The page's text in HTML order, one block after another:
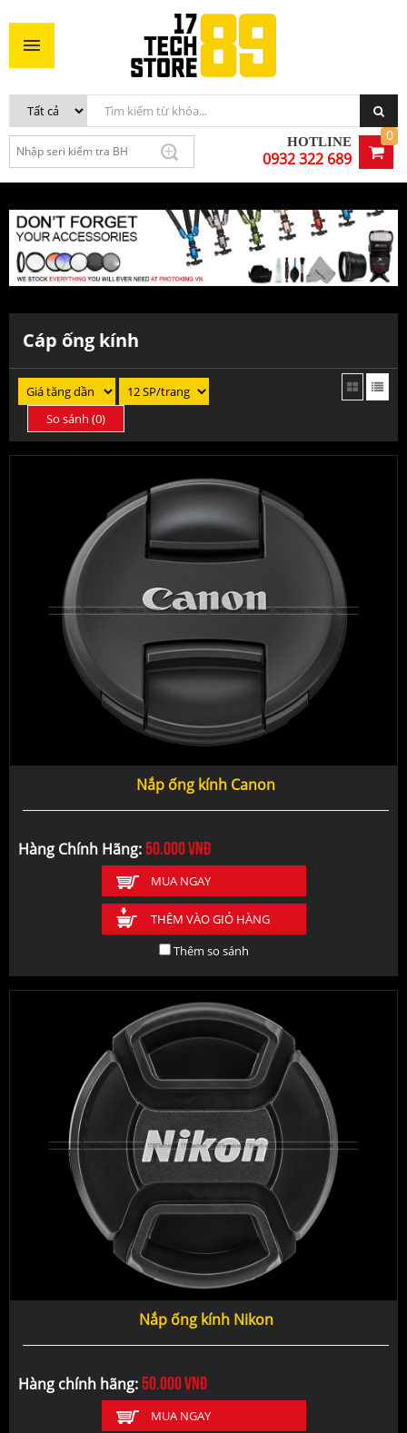
HOTLINE
0932 322 689
0
Cáp ống kính
So sánh (0)
Nắp ống kính Canon
Hàng Chính Hãng:50.000vnđ
MUA NGAY
THÊM VÀO GIỎ HÀNG
Thêm so sánh
Nắp ống kính Nikon
Hàng chính hãng:50.000vnđ
MUA NGAY